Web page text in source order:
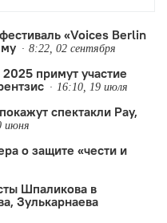
русскую«Voices Berlin
8:22, 02 сентября
примут участие
16:10, 19 июля
спектакли Рау,
июня
о защите «чести и
Шпаликова в
Зулькарнаева